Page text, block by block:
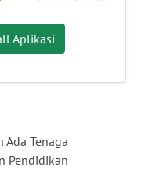
Aplikasi
Tenaga
Pendidikan